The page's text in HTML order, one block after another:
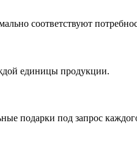
соответствуют
единицы продукции.
подарки под запрос